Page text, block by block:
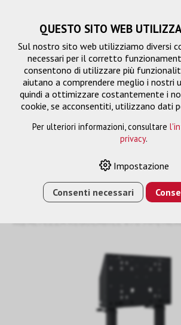
Soluzione di
› E-SHOP › SOLUZIONE DI
KG/ALTEZZA REGOLABILE 870 MM/
QUESTO SITO WEB
Sul nostro sito web utilizziamo diversi
necessari per il corretto
consentono di utilizzare più
aiutano a comprendere meglio i nostri
quindi a ottimizzare costantemente i
cookie, se acconsentiti, utilizzano dati
Per ulteriori informazioni, consultare
privacy.
Impostazione
Consenti necessari